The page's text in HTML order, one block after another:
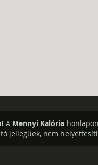
A Mennyi Kalória
jellegűek, nem